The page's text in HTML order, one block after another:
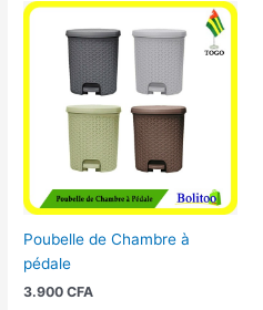
Poubelle de Chambre à
pédale
3.900CFA